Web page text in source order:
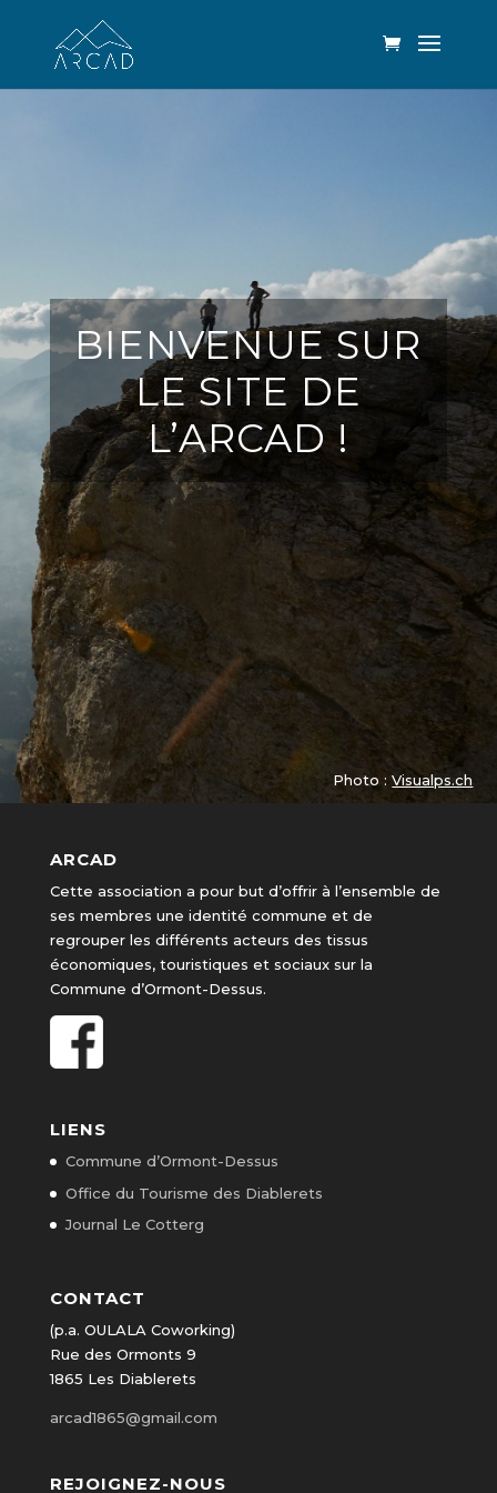
BIENVENUE SUR
LE SITE DE
L’ARCAD !
Photo :Visualps.ch
ARCAD
Cette association a pour but d’offrir à l’ensemble de
ses membres une identité commune et de
regrouper les différents acteurs des tissus
économiques, touristiques et sociaux sur la
Commune d’Ormont-Dessus.
LIENS
Commune d’Ormont-Dessus
Office du Tourisme des Diablerets
Journal Le Cotterg
CONTACT
(p.a. OULALA Coworking)
Rue des Ormonts 9
1865 Les Diablerets
arcad1865@gmail.com
REJOIGNEZ-NOUS